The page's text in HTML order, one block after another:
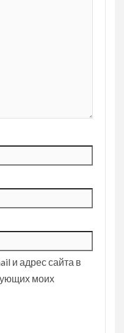
и адрес сайта в
моих